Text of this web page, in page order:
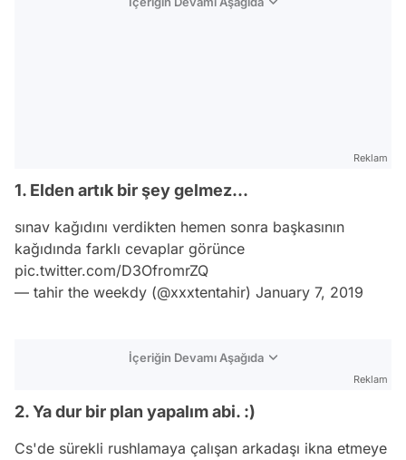
Reklam
1. Elden artık bir şey gelmez...
sınav kağıdını verdikten hemen sonra başkasının
kağıdında farklı cevaplar görünce
pic.twitter.com/D3OfromrZQ
— tahir the weekdy (@xxxtentahir) January 7, 2019
İçeriğin Devamı Aşağıda
Reklam
2. Ya dur bir plan yapalım abi. :)
Cs'de sürekli rushlamaya çalışan arkadaşı ikna etmeye